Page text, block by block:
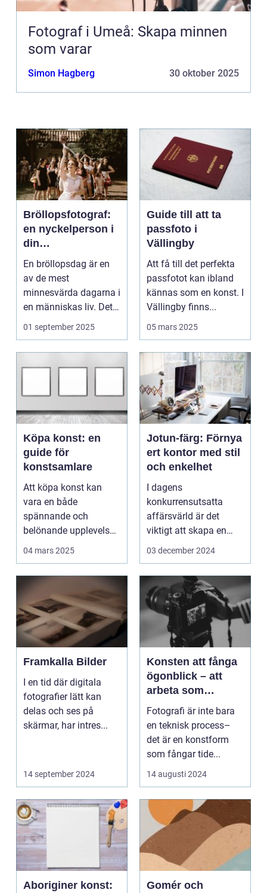
Fotograf i Umeå: Skapa minnen
som varar
Simon Hagberg 30 oktober 2025
Bröllopsfotograf:
en nyckelperson i
din
bröllopsberättelse
En bröllopsdag är en
av de mest
minnesvärda dagarna i
en människas liv. Det
&aum...
01 september 2025
Guide till att ta
passfoto i
Vällingby
Att få till det perfekta
passfotot kan ibland
kännas som en konst. I
Vällingby finns...
05 mars 2025
Köpa konst: en
guide för
konstsamlare
Att köpa konst kan
vara en både
spännande och
belönande upplevelse.
Det handlar...
04 mars 2025
Jotun-färg: Förnya
ert kontor med stil
och enkelhet
I dagens
konkurrensutsatta
affärsvärld är det
viktigt att skapa en
arbetsmiljö s...
03 december 2024
Framkalla Bilder
I en tid där digitala
fotografier lätt kan
delas och ses på
skärmar, har intres...
14 september 2024
Konsten att fånga
ögonblick – att
arbeta som
fotograf i
Norrköping
Fotografi är inte bara
en teknisk process–
det är en konstform
som fångar tide...
14 augusti 2024
Aboriginer konst:
Gomér och